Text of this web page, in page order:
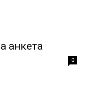
анкета
0